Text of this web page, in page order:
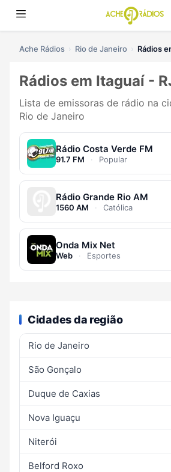
Ache Rádios Rio de Janeiro Rádios
Rádios em Itaguaí -
Lista de emissoras de rádio na
Rio de Janeiro
Rádio Costa Verde FM
91.7 FM · Popular
Rádio Grande Rio AM
1560 AM · Católica
Onda Mix Net
Web · Esportes
Cidades da região
Rio de Janeiro
São Gonçalo
Duque de Caxias
Nova Iguaçu
Niterói
Belford Roxo